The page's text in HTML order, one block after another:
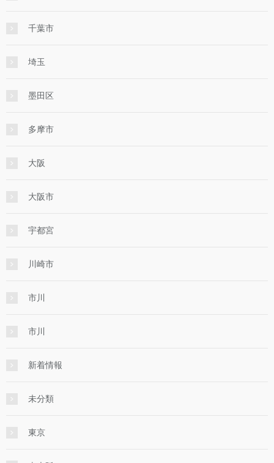
千葉市
埼玉
墨田区
多摩市
大阪
大阪市
宇都宮
川崎市
市川
市川
新着情報
未分類
東京